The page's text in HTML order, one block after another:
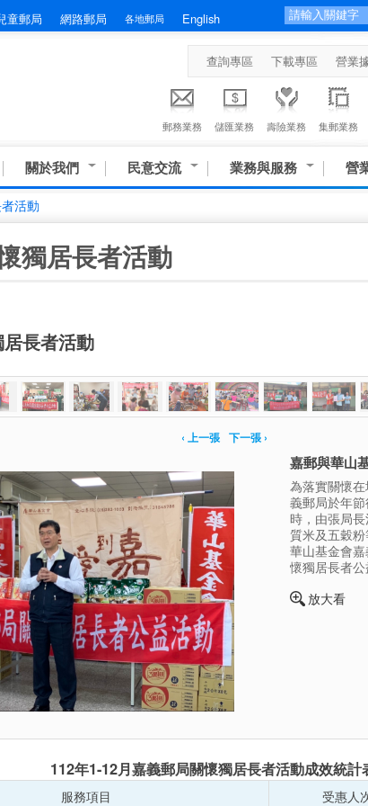
童郵局 網路郵局 各地郵局 English
查詢專區 下載專區 營業
郵務業務 儲匯業務 壽險業務 集郵業務
關於我們 民意交流 業務與服務 營
活動
獨居長者活動
長者活動
‹ 上一張 下一張 ›
嘉郵與華山
為落實關懷
義郵局於年
時，由張局
質米及五穀
華山基金會
懷獨居長者公
放大看
112年1-12月嘉義郵局關懷獨居長者活動成效統計
服務項目 受惠人